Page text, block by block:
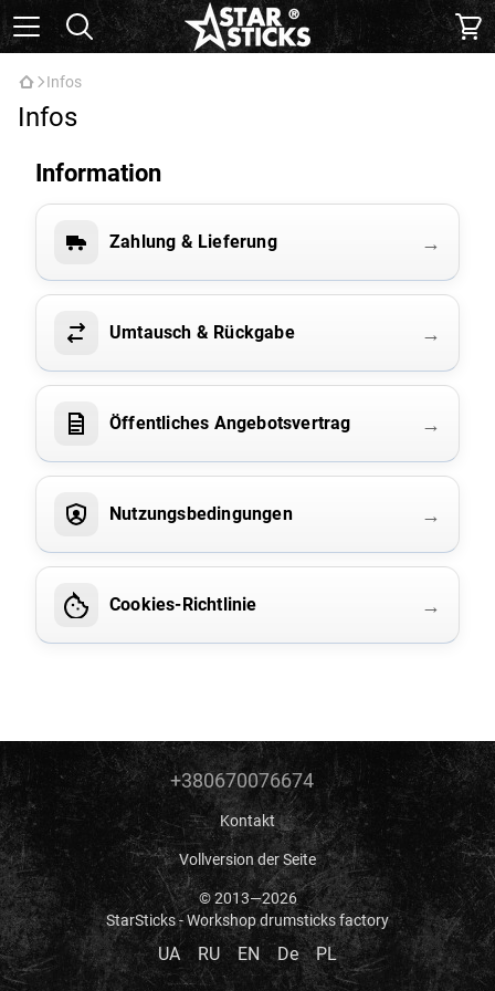
Infos
Infos
Information
Zahlung & Lieferung →
Umtausch & Rückgabe →
Öffentliches Angebotsvertrag →
Nutzungsbedingungen →
Cookies-Richtlinie →
+380670076674
Kontakt
Vollversion der Seite
© 2013—2026
StarSticks - Workshop drumsticks factory
UA RU EN De PL